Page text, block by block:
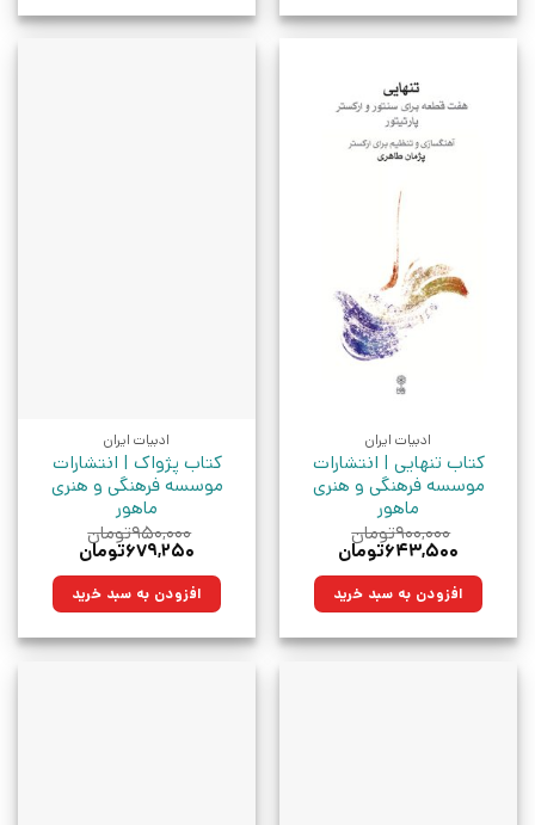
ادبیات ایران
کتاب تنهایی | انتشارات
موسسه فرهنگی و هنری
ماهور
۹۰۰,۰۰۰تومان
قیمت
۹۰۰,۰۰۰تومان
بود.
۶۴۳,۵۰۰تومان
۶۴۳,۵۰۰تومان.افزودن به سبد خرید
ادبیات ایران
کتاب پژواک | انتشارات
موسسه فرهنگی و هنری
ماهور
۹۵۰,۰۰۰تومان
قیمت
۹۵۰,۰۰۰تومان
بود.
۶۷۹,۲۵۰تومان
۶۷۹,۲۵۰تومان.افزودن به سبد خرید